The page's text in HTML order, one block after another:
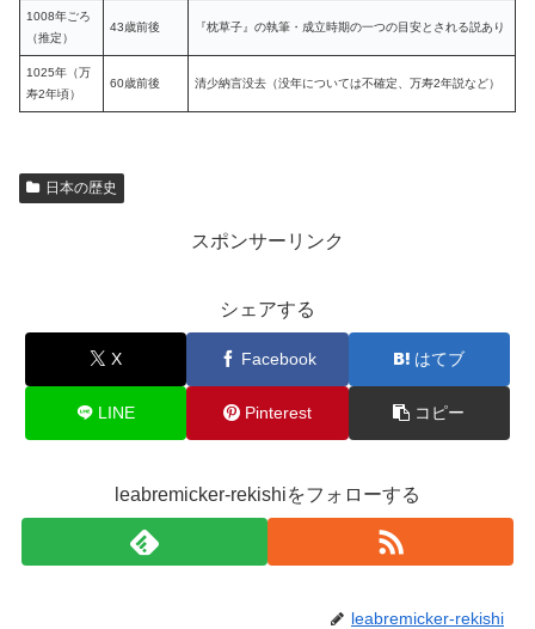
1008年ごろ
（推定）
43歳前後 『枕草子』の執筆・成立時期の一つの目安とされる説あり
1025年（万
寿2年頃）
60歳前後 清少納言没去（没年については不確定、万寿2年説など）
日本の歴史
スポンサーリンク
シェアする
X Facebook はてブ
LINE Pinterest コピー
leabremicker-rekishiをフォローする
leabremicker-rekishi